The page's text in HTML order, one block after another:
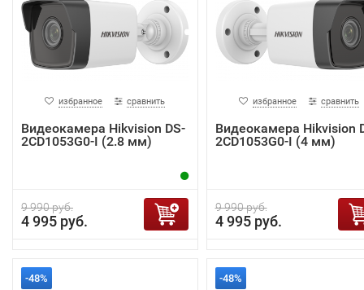
избранное сравнить
Видеокамера Hikvision DS-
2CD1053G0-I (2.8 мм)
9 990 руб.
4 995 руб.
избранное сравнить
Видеокамера Hikvision
2CD1053G0-I (4 мм)
9 990 руб.
4 995 руб.
-48% -48%